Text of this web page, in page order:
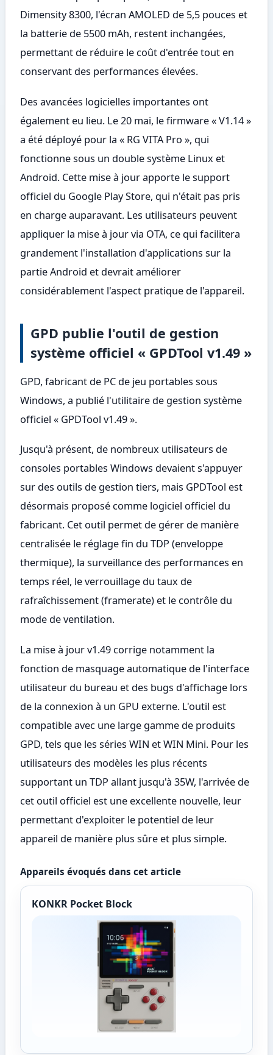
Dimensity 8300, l'écran AMOLED de 5,5 pouces et
la batterie de 5500 mAh, restent inchangées,
permettant de réduire le coût d'entrée tout en
conservant des performances élevées.
Des avancées logicielles importantes ont
également eu lieu. Le 20 mai, le firmware « V1.14 »
a été déployé pour la « RG VITA Pro », qui
fonctionne sous un double système Linux et
Android. Cette mise à jour apporte le support
officiel du Google Play Store, qui n'était pas pris
en charge auparavant. Les utilisateurs peuvent
appliquer la mise à jour via OTA, ce qui facilitera
grandement l'installation d'applications sur la
partie Android et devrait améliorer
considérablement l'aspect pratique de l'appareil.
GPD publie l'outil de gestion
système officiel « GPDTool v1.49 »
GPD, fabricant de PC de jeu portables sous
Windows, a publié l'utilitaire de gestion système
officiel « GPDTool v1.49 ».
Jusqu'à présent, de nombreux utilisateurs de
consoles portables Windows devaient s'appuyer
sur des outils de gestion tiers, mais GPDTool est
désormais proposé comme logiciel officiel du
fabricant. Cet outil permet de gérer de manière
centralisée le réglage fin du TDP (enveloppe
thermique), la surveillance des performances en
temps réel, le verrouillage du taux de
rafraîchissement (framerate) et le contrôle du
mode de ventilation.
La mise à jour v1.49 corrige notamment la
fonction de masquage automatique de l'interface
utilisateur du bureau et des bugs d'affichage lors
de la connexion à un GPU externe. L'outil est
compatible avec une large gamme de produits
GPD, tels que les séries WIN et WIN Mini. Pour les
utilisateurs des modèles les plus récents
supportant un TDP allant jusqu'à 35W, l'arrivée de
cet outil officiel est une excellente nouvelle, leur
permettant d'exploiter le potentiel de leur
appareil de manière plus sûre et plus simple.
Appareils évoqués dans cet article
KONKR Pocket Block